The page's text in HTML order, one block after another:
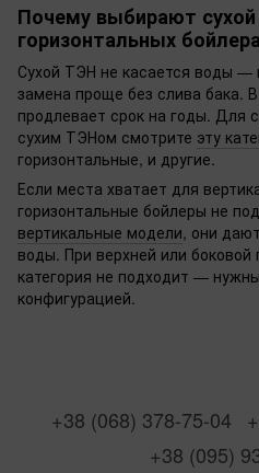
Почему выбирают
горизонтальных
Сухой ТЭН не касается воды —
замена проще без слива бака.
продлевает срок на годы. Для
сухим ТЭНом смотрите эту
горизонтальные, и другие.
Если места хватает для
горизонтальные бойлеры не
вертикальные модели, они
воды. При верхней или боковой
категория не подходит —
конфигурацией.
+38 (068) 378-75-04
+38 (095)